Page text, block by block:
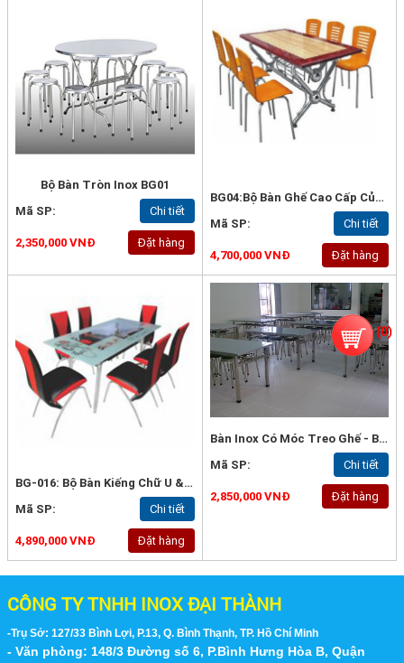
Bộ Bàn Tròn Inox BG01
Mã SP:
Chi tiết
2,350,000 VNĐ Đặt hàng
BG04:Bộ Bàn Ghế Cao Cấp Của Hòa Phát
Mã SP:
Chi tiết
4,700,000 VNĐ Đặt hàng
BG-016: Bộ Bàn Kiếng Chữ U & Ghế Nai
Mã SP:
Chi tiết
4,890,000 VNĐ Đặt hàng
Bàn Inox Có Móc Treo Ghế - BG10
Mã SP:
Chi tiết
2,850,000 VNĐ Đặt hàng
CÔNG TY TNHH INOX ĐẠI THÀNH
-Trụ Sở: 127/33 Bình Lợi, P.13, Q. Bình Thạnh, TP. Hồ Chí Minh
- Văn phòng: 148/3 Đường số 6, P.Bình Hưng Hòa B, Quận
(0)